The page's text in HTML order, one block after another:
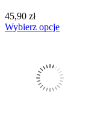
45,90 zł
Wybierz opcje